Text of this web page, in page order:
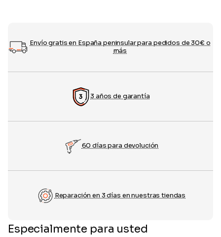
Envío gratis en España peninsular para pedidos de 30€ o
más
3 años de garantía
60 días para devolución
Reparación en 3 días en nuestras tiendas
Especialmente para usted